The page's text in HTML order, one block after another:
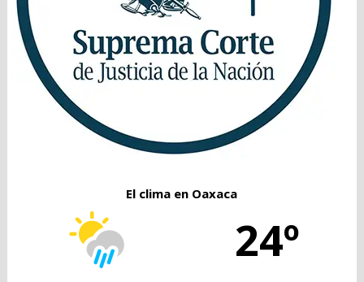
El clima en Oaxaca
24º